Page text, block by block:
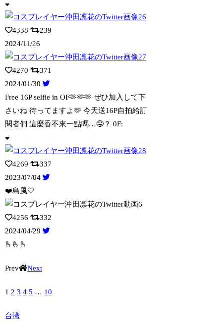
4338
239
2024/11/26
4270
371
2024/01/30
Free 16P selfie in OF🫶🫶🫶 ぜひ加入して下
さいね 待ってますよ🫶 今天送16P自拍給訂
閱者們 這麼香不來一點嗎…🤤？ 0F:
4269
337
2023/07/04
❤️島風🤍
4256
332
2024/04/29
🫰🫰🫰
Prev Next
1 2 3 4 5 … 10
台湾